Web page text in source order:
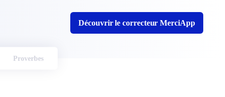
Découvrir le correcteur MerciApp
Proverbes